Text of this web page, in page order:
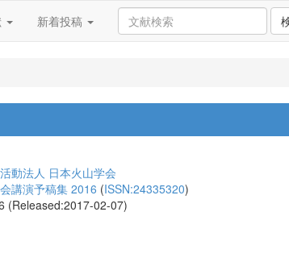
新着投稿
動法人 日本火山学会
講演予稿集 2016 (ISSN:24335320)
(Released:2017-02-07)